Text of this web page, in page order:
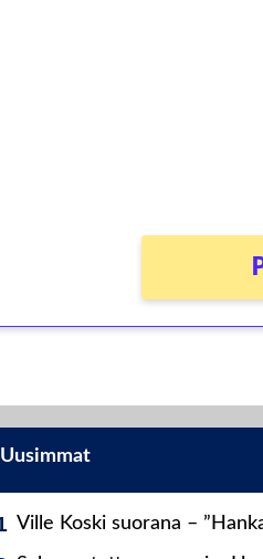
Uusimmat
Ville Koski suorana –